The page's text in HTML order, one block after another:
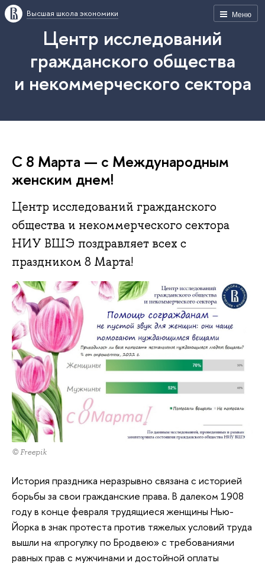
Меню
Высшая школа экономики
Центр исследований
гражданского общества
и некоммерческого сектора
С 8 Марта — с Международным
женским днем!
Центр исследований гражданского
общества и некоммерческого сектора
НИУ ВШЭ поздравляет всех с
праздником 8 Марта!
© Freepik
История праздника неразрывно связана с историей
борьбы за свои гражданские права. В далеком 1908
году в конце февраля трудящиеся женщины Нью-
Йорка в знак протеста против тяжелых условий труда
вышли на «прогулку по Бродвею» с требованиями
равных прав с мужчинами и достойной оплаты